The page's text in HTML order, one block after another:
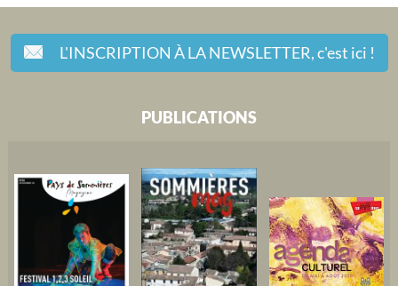
L'INSCRIPTION À LA NEWSLETTER,c'est ici !
PUBLICATIONS